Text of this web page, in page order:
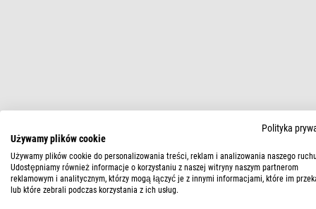
Polityka
Używamy plików cookie
Używamy plików cookie do personalizowania treści, reklam i analizowania naszego
Udostępniamy również informacje o korzystaniu z naszej witryny naszym partnerom
reklamowym i analitycznym, którzy mogą łączyć je z innymi informacjami, które im
lub które zebrali podczas korzystania z ich usług.